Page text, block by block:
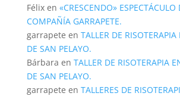
Félixen «CRESCENDO» ESPECTÁCULO
COMPAÑÍA GARRAPETE.
garrapete en TALLER DE
DE SAN PELAYO.
Bárbara en TALLER DE RISOTERAPIA
DE SAN PELAYO.
garrapete en TALLERES DE